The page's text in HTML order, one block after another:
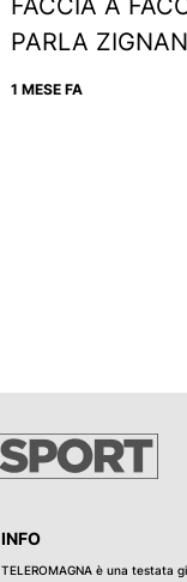
PARLA
1 MESE FA
INFO
TELEROMAGNA è una testata